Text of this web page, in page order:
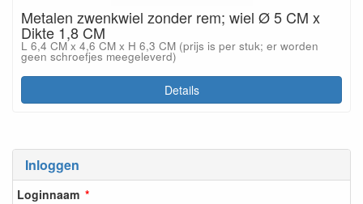
Inloggen
Loginnaam
Metalen zwenkwiel zonder rem; wiel Ø 5 CM x
Dikte 1,8 CM
L 6,4 CM x 4,6 CM x H 6,3 CM (prijs is per stuk; er worden
geen schroefjes meegeleverd)
Details